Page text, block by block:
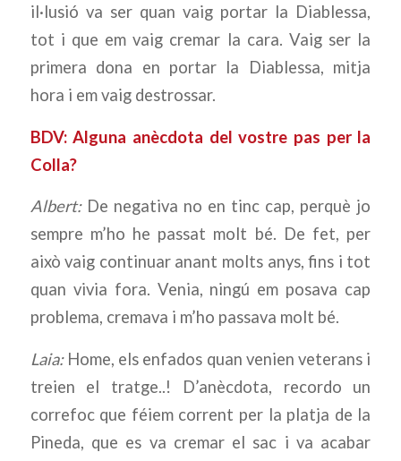
il·lusió va ser quan vaig portar la Diablessa,
tot i que em vaig cremar la cara. Vaig ser la
primera dona en portar la Diablessa, mitja
hora i em vaig destrossar.
BDV: Alguna anècdota del vostre pas per la
Colla?
Albert:De negativa no en tinc cap, perquè jo
sempre m’ho he passat molt bé. De fet, per
això vaig continuar anant molts anys, fins i tot
quan vivia fora. Venia, ningú em posava cap
problema, cremava i m’ho passava molt bé.
Laia:Home, els enfados quan venien veterans i
treien el tratge..! D’anècdota, recordo un
correfoc que féiem corrent per la platja de la
Pineda, que es va cremar el sac i va acabar